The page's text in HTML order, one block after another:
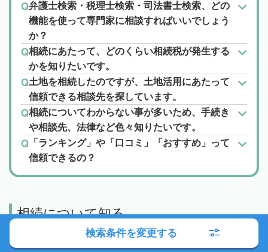
弁護士検索・税理士検索・司法書士検索、どの
機能を使って専門家に相談すればいいでしょう
か？
相続にあたって、どのくらい相続税が発生する
かを知りたいです。
土地を相続したのですが、土地活用にあたって
信頼できる相談先を探しています。
相続についてわからない事が多いため、手続き
や相談先、法律など色々知りたいです。
「ランキング」や「口コミ」「おすすめ」って
信頼できるの？
相続について知る
検索条件を変更する